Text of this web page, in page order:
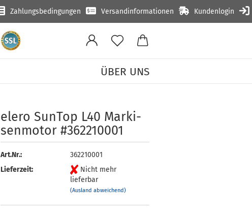
Kundenlogin
Versandinformationen
Zahlungsbedingungen
ÜBER UNS
elero Sun­Top L40 Mar­ki­
sen­mo­tor #362210001
Art.Nr.:
362210001
Lieferzeit:
Nicht mehr
lieferbar
(Ausland abweichend)